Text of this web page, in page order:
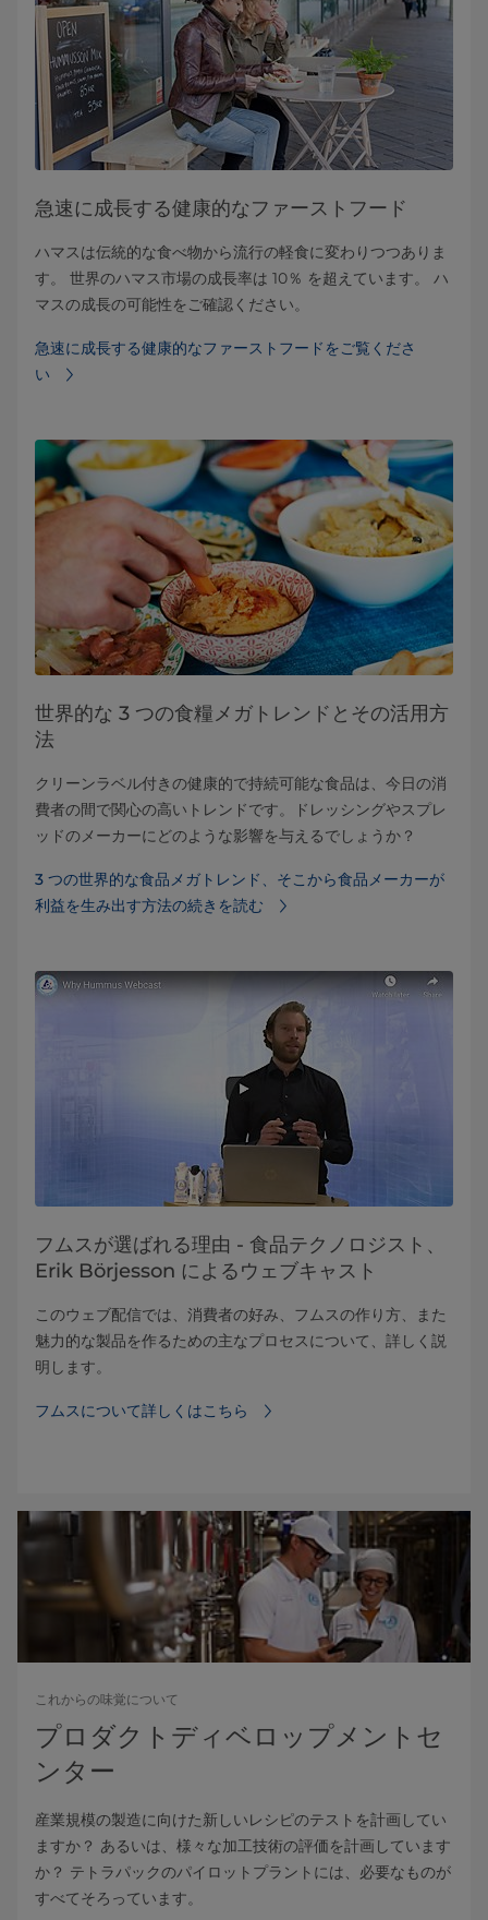
急速に成長する健康的なファーストフード
ハマスは伝統的な食べ物から流行の軽食に変わりつつありま
す。 世界のハマス市場の成長率は 10％ を超えています。 ハ
マスの成長の可能性をご確認ください。
急速に成長する健康的なファーストフードをご覧くださ
い
世界的な 3 つの食糧メガトレンドとその活用方
法
クリーンラベル付きの健康的で持続可能な食品は、今日の消
費者の間で関心の高いトレンドです。ドレッシングやスプレ
ッドのメーカーにどのような影響を与えるでしょうか？
3 つの世界的な食品メガトレンド、そこから食品メーカーが
利益を生み出す方法の続きを読む
フムスが選ばれる理由 - 食品テクノロジスト、
Erik Börjesson によるウェブキャスト
このウェブ配信では、消費者の好み、フムスの作り方、また
魅力的な製品を作るための主なプロセスについて、詳しく説
明します。
フムスについて詳しくはこちら
これからの味覚について
プロダクトディベロップメントセ
ンター
産業規模の製造に向けた新しいレシピのテストを計画してい
ますか？ あるいは、様々な加工技術の評価を計画しています
か？ テトラパックのパイロットプラントには、必要なものが
すべてそろっています。